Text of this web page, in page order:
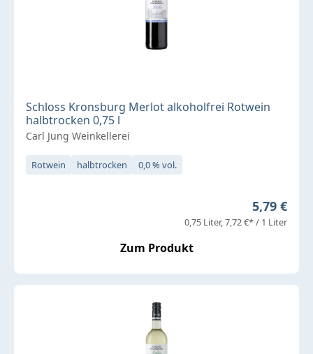
Schloss Kronsburg Merlot alkoholfrei Rotwein
halbtrocken 0,75 l
Carl Jung Weinkellerei
Rotwein halbtrocken 0,0 % vol.
Regulärer
5,79 €
0,75 Liter 7,72 €* / 1 Liter
Zum Produkt